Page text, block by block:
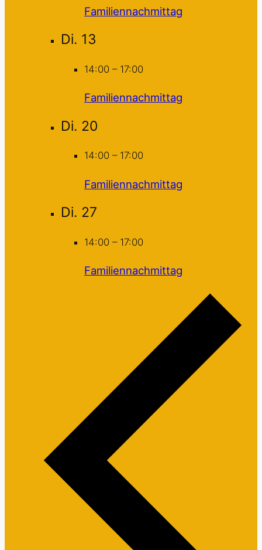
Familiennachmittag
Di. 13
14:00 – 17:00
Familiennachmittag
Di. 20
14:00 – 17:00
Familiennachmittag
Di. 27
14:00 – 17:00
Familiennachmittag